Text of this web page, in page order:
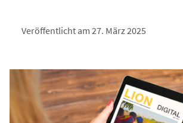
Veröffentlicht am 27. März 2025